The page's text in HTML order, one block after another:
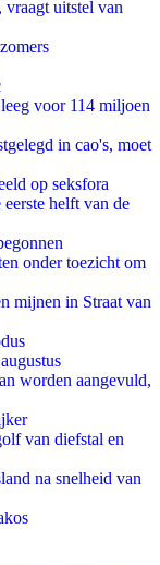
uitstel van
voor 114 miljoen
in cao's, moet
op seksfora
helft van de
onder toezicht om
mijnen in Straat van
worden aangevuld,
van diefstal en
na snelheid van